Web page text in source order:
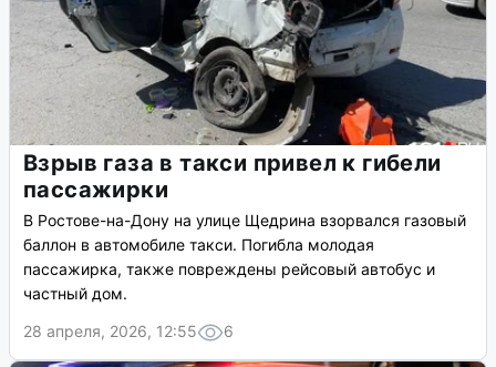
Взрыв газа в такси привел к гибели
пассажирки
В Ростове-на-Дону на улице Щедрина взорвался газовый
баллон в автомобиле такси. Погибла молодая
пассажирка, также повреждены рейсовый автобус и
частный дом.
28 апреля, 2026, 12:55
6